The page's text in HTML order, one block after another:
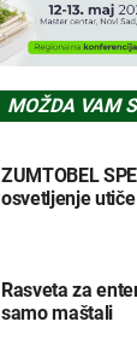
MOŽDA VAM
ZUMTOBEL
osvetljenje
Rasveta za
samo maštali